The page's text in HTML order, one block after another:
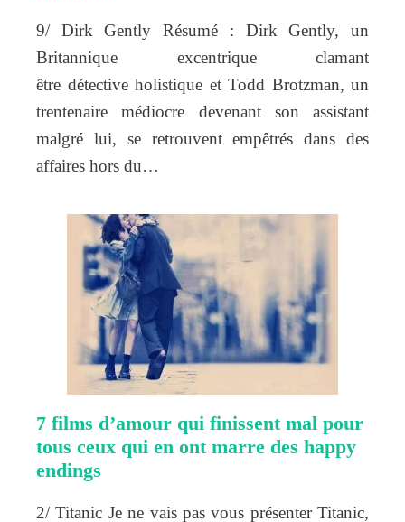
9/ Dirk Gently Résumé : Dirk Gently, un
Britannique excentrique clamant
être détective holistique et Todd Brotzman, un
trentenaire médiocre devenant son assistant
malgré lui, se retrouvent empêtrés dans des
affaires hors du…
7 films d’amour qui finissent mal pour
tous ceux qui en ont marre des happy
endings
2/ Titanic Je ne vais pas vous présenter Titanic,